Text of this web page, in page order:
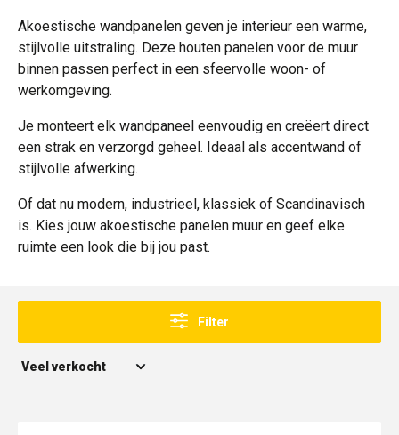
Akoestische wandpanelen geven je interieur een warme,
stijlvolle uitstraling. Deze houten panelen voor de muur
binnen passen perfect in een sfeervolle woon- of
werkomgeving.
Je monteert elk wandpaneel eenvoudig en creëert direct
een strak en verzorgd geheel. Ideaal als accentwand of
stijlvolle afwerking.
Of dat nu modern, industrieel, klassiek of Scandinavisch
is. Kies jouw akoestische panelen muur en geef elke
ruimte een look die bij jou past.
Filter